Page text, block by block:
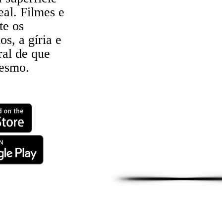
Filmes e
os
a gíria e
de que